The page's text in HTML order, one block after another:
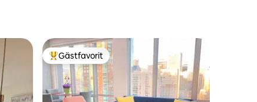
Populär gästfavorit
Gästfavorit